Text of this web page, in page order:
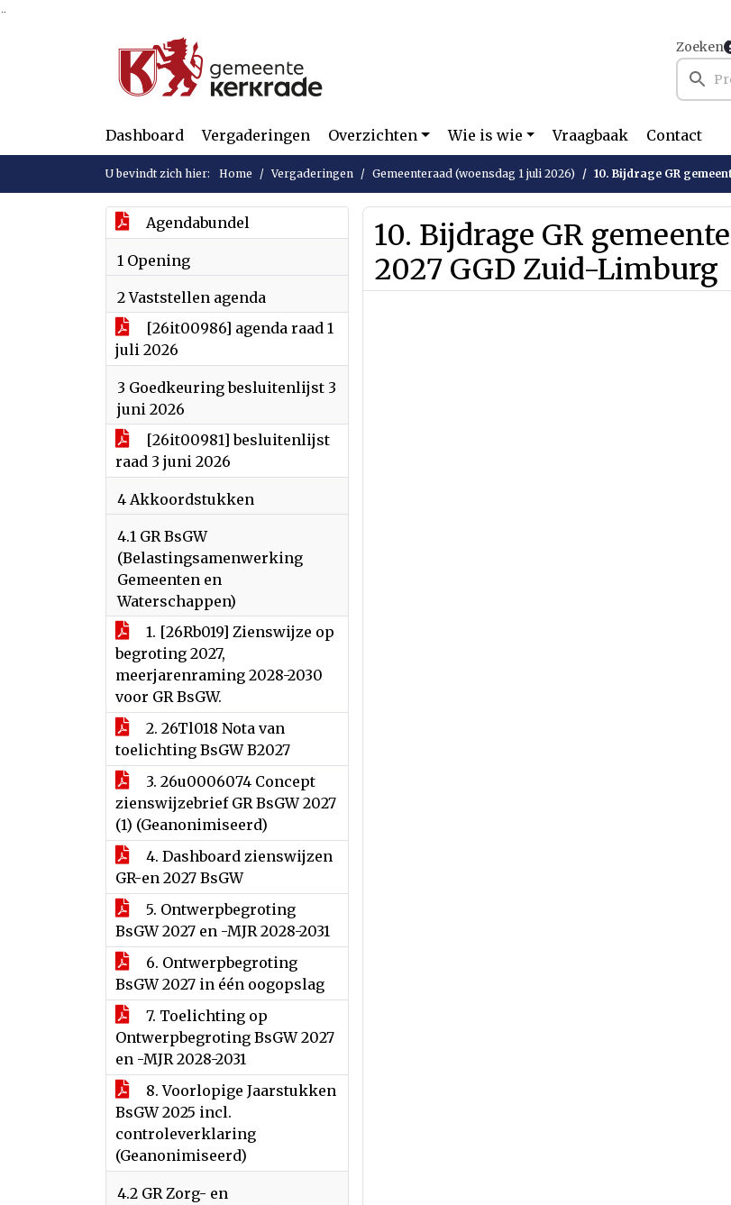
Zoeken
Dashboard Vergaderingen Overzichten Wie is wie Vraagbaak Contact
U bevindt zich hier: Home Vergaderingen Gemeenteraad (woensdag 1 juli 2026) 10. Bijdrage GR
Agendabundel
1 Opening
2 Vaststellen agenda
[26it00986] agenda raad 1
juli 2026
3 Goedkeuring besluitenlijst 3
juni 2026
[26it00981] besluitenlijst
raad 3 juni 2026
4 Akkoordstukken
4.1 GR BsGW
(Belastingsamenwerking
Gemeenten en
Waterschappen)
1. [26Rb019] Zienswijze op
begroting 2027,
meerjarenraming 2028-2030
voor GR BsGW.
2. 26Tl018 Nota van
toelichting BsGW B2027
3. 26u0006074 Concept
zienswijzebrief GR BsGW 2027
(1) (Geanonimiseerd)
4. Dashboard zienswijzen
GR-en 2027 BsGW
5. Ontwerpbegroting
BsGW 2027 en -MJR 2028-2031
6. Ontwerpbegroting
BsGW 2027 in één oogopslag
7. Toelichting op
Ontwerpbegroting BsGW 2027
en -MJR 2028-2031
8. Voorlopige Jaarstukken
BsGW 2025 incl.
controleverklaring
(Geanonimiseerd)
4.2 GR Zorg- en
10. Bijdrage GR
2027 GGD Zuid-Limburg